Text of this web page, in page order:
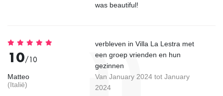
was beautiful!
10/10
Matteo
(Italië)
verbleven in Villa La Lestra met
een groep vrienden en hun
gezinnen
Van January 2024 tot January
2024